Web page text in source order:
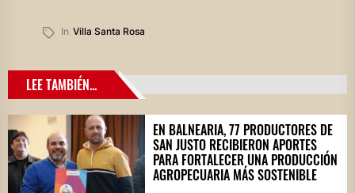
In Villa Santa Rosa
LEE TAMBIÉN...
EN BALNEARIA, 77 PRODUCTORES DE
SAN JUSTO RECIBIERON APORTES
PARA FORTALECER UNA PRODUCCIÓN
AGROPECUARIA MÁS SOSTENIBLE